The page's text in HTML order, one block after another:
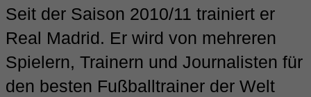
Seit der Saison 2010/11 trainiert er
Real Madrid. Er wird von mehreren
Spielern, Trainern und Journalisten für
den besten Fußballtrainer der Welt